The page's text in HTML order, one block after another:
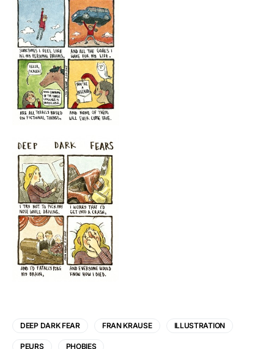
DEEP DARK FEAR FRAN KRAUSE ILLUSTRATION
PEURS PHOBIES